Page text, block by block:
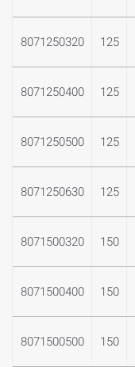
8071250320 125
8071250400 125
8071250500 125
8071250630 125
8071500320 150
8071500400 150
8071500500 150